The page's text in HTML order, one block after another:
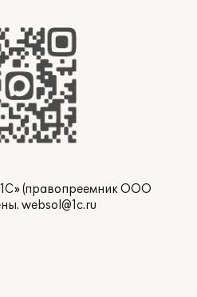
(правопреемник ООО
websol@1c.ru